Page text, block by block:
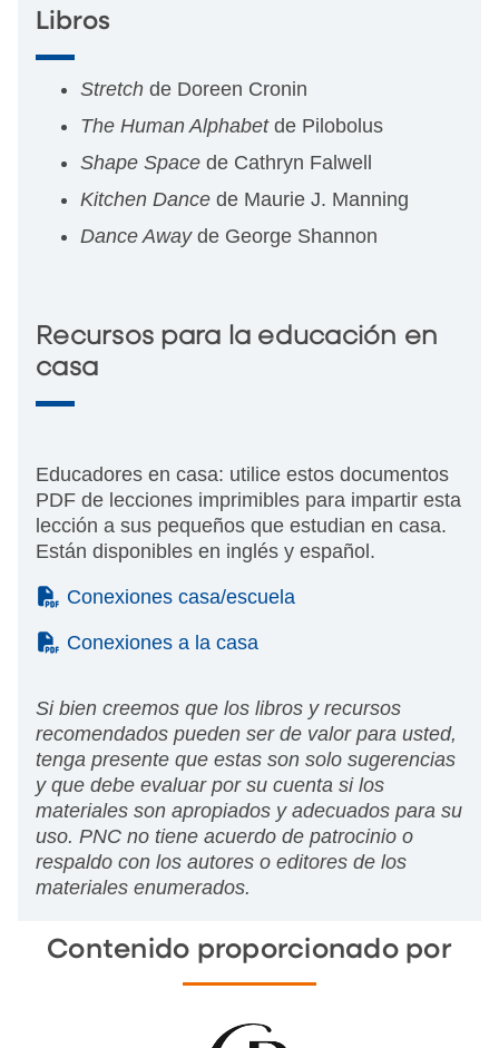
Libros
Stretch de Doreen Cronin
The Human Alphabet de Pilobolus
Shape Space de Cathryn Falwell
Kitchen Dance de Maurie J. Manning
Dance Away de George Shannon
Recursos para la educación en
casa
Educadores en casa: utilice estos documentos
PDF de lecciones imprimibles para impartir esta
lección a sus pequeños que estudian en casa.
Están disponibles en inglés y español.
(PDF)
Conexiones casa/escuela
(PDF)
Conexiones a la casa
Si bien creemos que los libros y recursos
recomendados pueden ser de valor para usted,
tenga presente que estas son solo sugerencias
y que debe evaluar por su cuenta si los
materiales son apropiados y adecuados para su
uso. PNC no tiene acuerdo de patrocinio o
respaldo con los autores o editores de los
materiales enumerados.
Contenido proporcionado por